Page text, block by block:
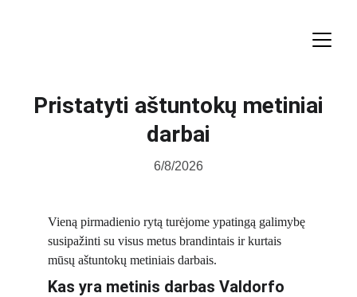
Pristatyti aštuntokų metiniai
darbai
6/8/2026
Vieną pirmadienio rytą turėjome ypatingą galimybę
susipažinti su visus metus brandintais ir kurtais
mūsų aštuntokų metiniais darbais.
Kas yra metinis darbas Valdorfo